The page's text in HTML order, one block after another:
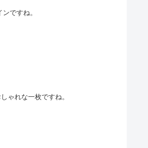
ですね。
ゃれな一枚ですね。